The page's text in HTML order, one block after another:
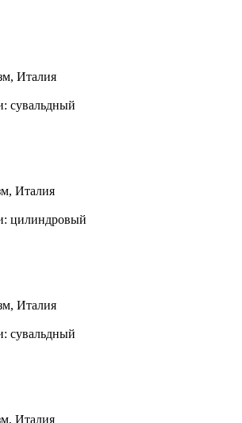
Италия
сувальдный
Италия
цилиндровый
Италия
сувальдный
Италия